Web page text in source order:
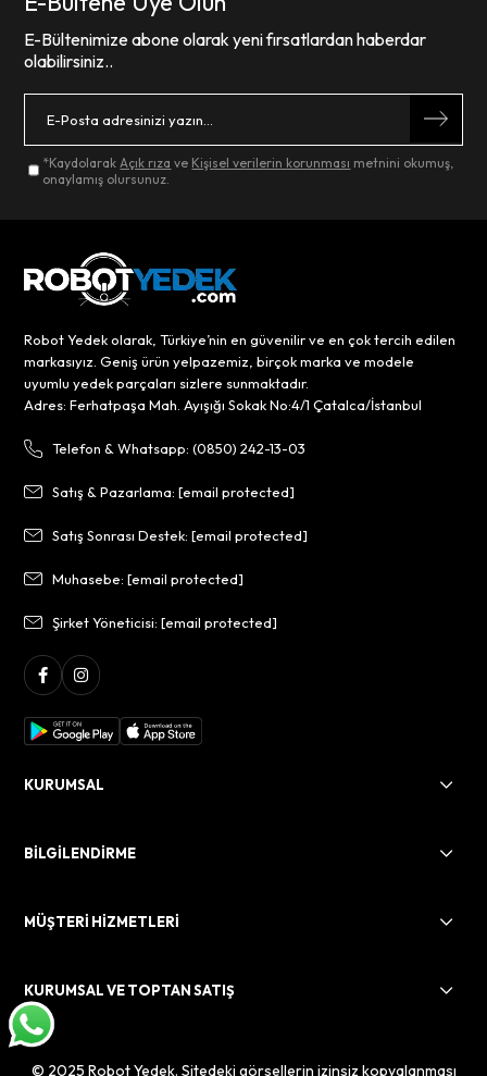
E-Bültenimize abone olarak yeni fırsatlardan haberdar
olabilirsiniz..
*Kaydolarak Açık rıza ve Kişisel verilerin korunması metnini okumuş,
onaylamış olursunuz.
Robot Yedek olarak, Türkiye’nin en güvenilir ve en çok tercih edilen
markasıyız. Geniş ürün yelpazemiz, birçok marka ve modele
uyumlu yedek parçaları sizlere sunmaktadır.
Adres: Ferhatpaşa Mah. Ayışığı Sokak No:4/1 Çatalca/İstanbul
Telefon & Whatsapp: (0850) 242-13-03
Satış & Pazarlama:[email protected]
Satış Sonrası Destek:[email protected]
Muhasebe:[email protected]
Şirket Yöneticisi:[email protected]
KURUMSAL
BİLGİLENDİRME
MÜŞTERİ HİZMETLERİ
KURUMSAL VE TOPTAN SATIŞ
© 2025 Robot Yedek. Sitedeki görsellerin izinsiz kopyalanması